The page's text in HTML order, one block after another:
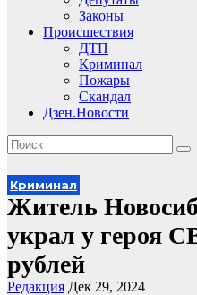
Законы
Происшествия
ДТП
Криминал
Пожары
Скандал
Дзен.Новости
Криминал
Житель
украл у героя
рублей
Редакция Дек 29, 2024